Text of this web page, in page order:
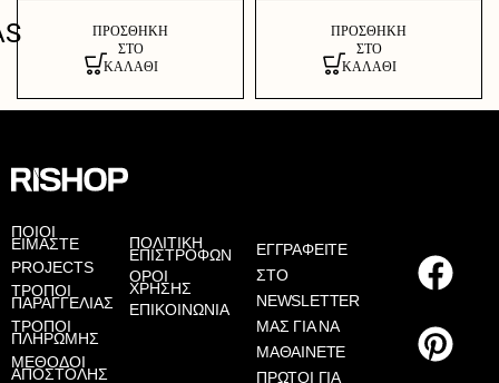
ΠΡΟΣΘΉΚΗ
ΣΤΟ
ΚΑΛΆΘΙ
ΠΡΟΣΘΉΚΗ
ΣΤΟ
ΚΑΛΆΘΙ
ΠΟΙΟΙ
ΕΙΜΑΣΤΕ
PROJECTS
ΤΡΟΠΟΙ
ΠΑΡΑΓΓΕΛΙΑΣ
ΤΡΟΠΟΙ
ΠΛΗΡΩΜΗΣ
ΜΕΘΟΔΟΙ
ΑΠΟΣΤΟΛΗΣ
ΠΟΛΙΤΙΚΗ
ΕΠΙΣΤΡΟΦΩΝ
ΟΡΟΙ
ΧΡΗΣΗΣ
ΕΠΙΚΟΙΝΩΝΙΑ
ΕΓΓΡΑΦΕΙΤΕ
ΣΤΟ
NEWSLETTER
ΜΑΣ ΓΙΑ ΝΑ
ΜΑΘΑΙΝΕΤΕ
ΠΡΩΤΟΙ ΓΙΑ